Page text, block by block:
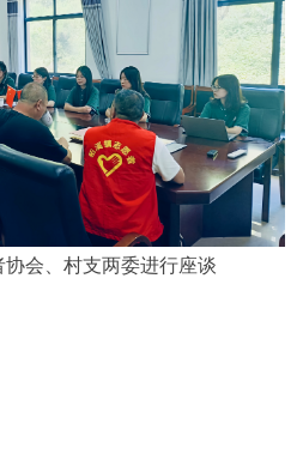
协会、村支两委进行座谈